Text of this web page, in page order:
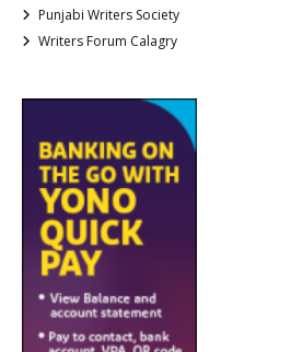
Punjabi Writers Society
Writers Forum Calagry